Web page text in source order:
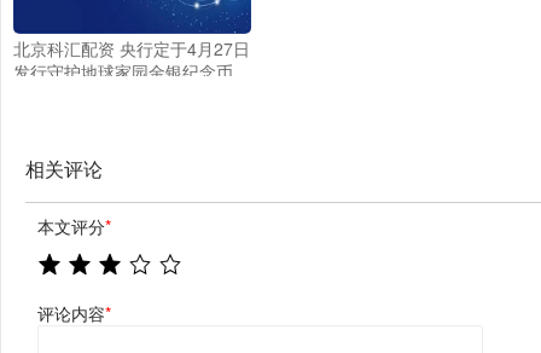
北京科汇配资 央行定于4月27日
发行守护地球家园金银纪念币
相关评论
本文评分*
评论内容*